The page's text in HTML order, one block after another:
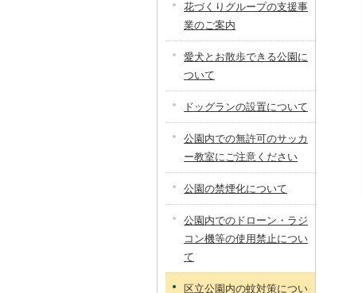
花づくりグループの支援事
業のご案内
愛犬とお散歩できる公園に
ついて
ドッグランの設置について
公園内での無許可のサッカ
ー教室にご注意ください
公園の禁煙化について
公園内でのドローン・ラジ
コン機等の使用禁止につい
て
区立公園内の蚊対策につい